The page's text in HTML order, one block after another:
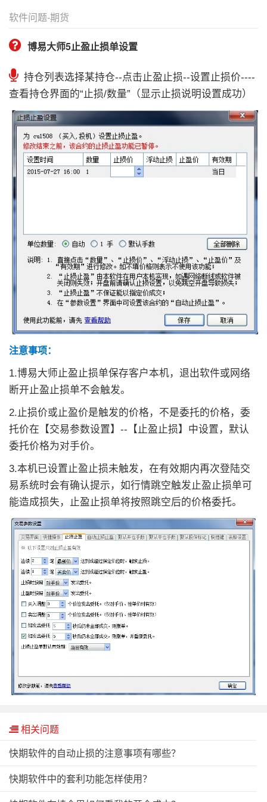
软件问题-期货
博易大师5止盈止损单设置
持仓列表选择某持仓--点击止盈止损--设置止损价----
查看持仓界面的“止损/数量”（显示止损说明设置成功）
注意事项：
1.博易大师止盈止损单保存客户本机，退出软件或网络
断开止盈止损单不会触发。
2.止损价或止盈价是触发的价格，不是委托的价格，委
托价在【交易参数设置】--【止盈止损】中设置，默认
委托价格为对手价。
3.本机已设置止盈止损未触发，在有效期内再次登陆交
易系统时会有确认提示，如行情跳空触发止盈止损单可
能造成损失，止盈止损单将按照跳空后的价格委托。
相关问题
快期软件的自动止损的注意事项有哪些？
快期软件中的套利功能怎样使用？